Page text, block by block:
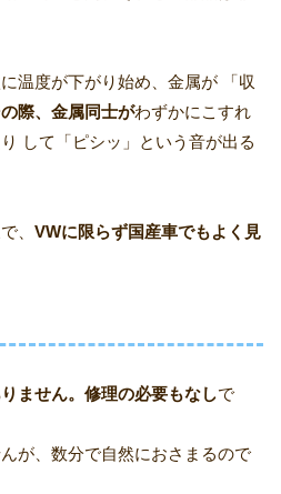
温度が下がり始め、金属が 「収
際、金属同士がわずかにこすれ
して「ピシッ」という音が出る
、 VWに限らず国産車でもよく見
ません。修理の必要もなしで
が、数分で自然におさまるので